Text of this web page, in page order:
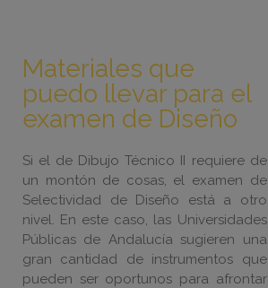
Materiales que
puedo llevar para el
examen de Diseño
Si el de Dibujo Técnico II requiere de
un montón de cosas, el examen de
Selectividad de Diseño está a otro
nivel. En este caso, las Universidades
Públicas de Andalucía sugieren una
gran cantidad de instrumentos que
pueden ser oportunos para afrontar